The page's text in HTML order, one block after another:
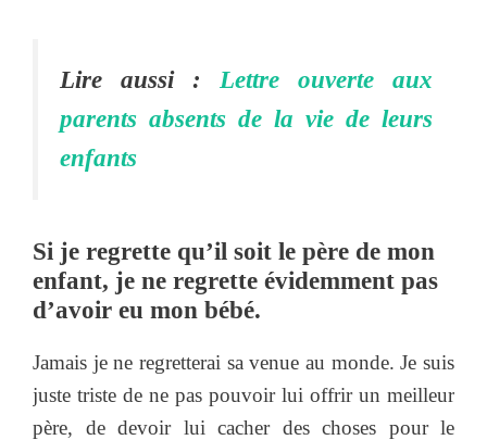
Lire aussi : Lettre ouverte aux
parents absents de la vie de leurs
enfants
Si je regrette qu’il soit le père de mon
enfant, je ne regrette évidemment pas
d’avoir eu mon bébé.
Jamais je ne regretterai sa venue au monde. Je suis
juste triste de ne pas pouvoir lui offrir un meilleur
père, de devoir lui cacher des choses pour le